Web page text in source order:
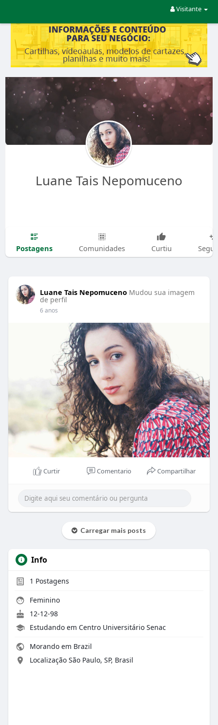
Visitante
Luane Tais Nepomuceno
Postagens Comunidades Curtiu
Luane Tais Nepomuceno Mudou sua imagem
de perfil
6 anos
Curtir Comentario Compartilhar
Carregar mais posts
Info
1 Postagens
Feminino
12-12-98
Estudando em Centro Universitário Senac
Morando em Brazil
Localização São Paulo, SP, Brasil